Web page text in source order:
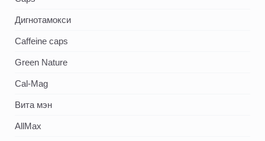
Дигнотамокси
Caffeine caps
Green Nature
Cal-Mag
Вита мэн
AllMax